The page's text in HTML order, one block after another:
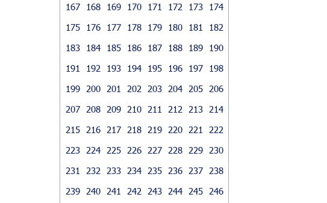
167
168 169 170 171 172 173
174
175
176 177 178 179 180 181
182
183
184 185 186 187 188 189
190
191
192 193 194 195 196 197
198
199
200 201 202 203 204 205
206
207
208 209 210 211 212 213
214
215
216 217 218 219 220 221
222
223
224 225 226 227 228 229
230
231
232 233 234 235 236 237
238
239
240 241 242 243 244 245 246